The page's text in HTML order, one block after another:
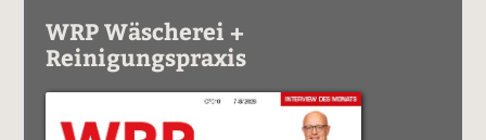
WRP Wäscherei +
Reinigungspraxis